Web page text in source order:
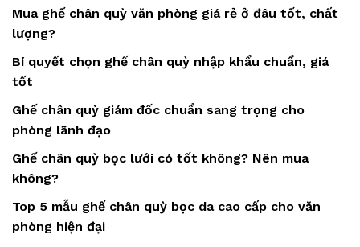
Mua ghế chân quỳ văn phòng giá rẻ ở đâu tốt, chất
lượng?
Bí quyết chọn ghế chân quỳ nhập khẩu chuẩn, giá
tốt
Ghế chân quỳ giám đốc chuẩn sang trọng cho
phòng lãnh đạo
Ghế chân quỳ bọc lưới có tốt không? Nên mua
không?
Top 5 mẫu ghế chân quỳ bọc da cao cấp cho văn
phòng hiện đại